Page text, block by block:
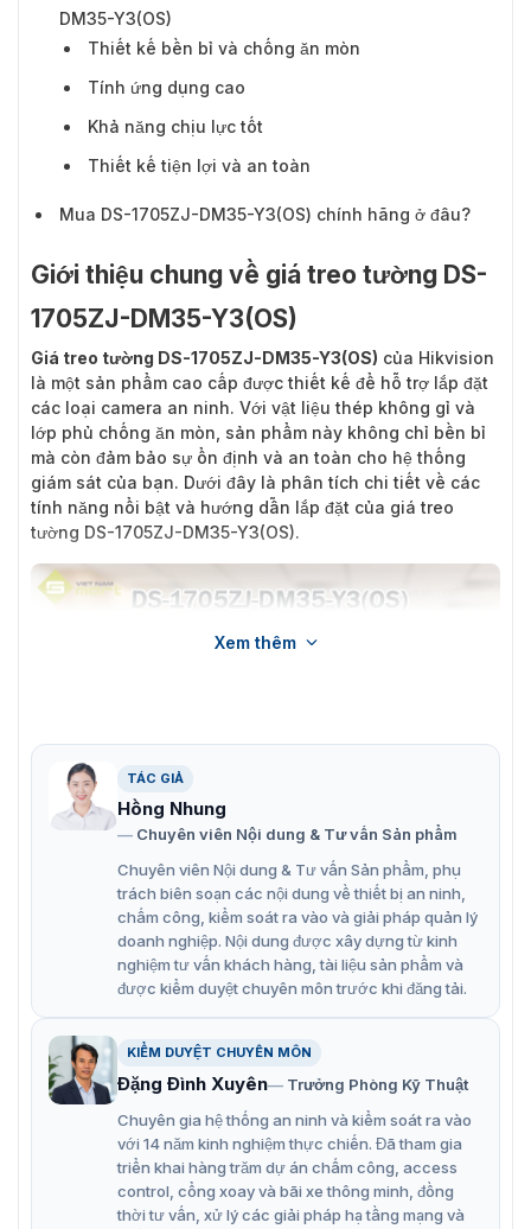
DM35-Y3(OS)
Thiết kế bền bỉ và chống ăn mòn
Tính ứng dụng cao
Khả năng chịu lực tốt
Thiết kế tiện lợi và an toàn
Mua DS-1705ZJ-DM35-Y3(OS) chính hãng ở đâu?
Giới thiệu chung về giá treo tường DS-
1705ZJ-DM35-Y3(OS)
Giá treo tường DS-1705ZJ-DM35-Y3(OS) của Hikvision
là một sản phẩm cao cấp được thiết kế để hỗ trợ lắp đặt
các loại camera an ninh. Với vật liệu thép không gỉ và
lớp phủ chống ăn mòn, sản phẩm này không chỉ bền bỉ
mà còn đảm bảo sự ổn định và an toàn cho hệ thống
giám sát của bạn. Dưới đây là phân tích chi tiết về các
tính năng nổi bật và hướng dẫn lắp đặt của giá treo
tường DS-1705ZJ-DM35-Y3(OS).
Giá treo tường Hikvision DS-1705ZJ-DM35-Y3(OS)
Thiết kế bền bỉ và chống ăn mòn
Giá treo tường DS-1705ZJ-DM35-Y3(OS) được làm từ
thép không gỉ với lớp phủ chống ăn mòn, giúp bảo vệ
sản phẩm khỏi các yếu tố gây hại từ môi trường như độ
ẩm, nước và hóa chất. Với màu xám bạc, sản phẩm
không chỉ mang đến vẻ ngoài hiện đại mà còn giúp tăng
cường khả năng chống oxy hóa, đảm bảo độ bền và
thẩm mỹ trong suốt quá trình sử dụng.
Tính ứng dụng cao
Xem thêm
TÁC GIẢ
Hồng Nhung
Chuyên viên Nội dung & Tư vấn Sản phẩm
Chuyên viên Nội dung & Tư vấn Sản phẩm, phụ
trách biên soạn các nội dung về thiết bị an ninh,
chấm công, kiểm soát ra vào và giải pháp quản lý
doanh nghiệp. Nội dung được xây dựng từ kinh
nghiệm tư vấn khách hàng, tài liệu sản phẩm và
được kiểm duyệt chuyên môn trước khi đăng tải.
KIỂM DUYỆT CHUYÊN MÔN
Đặng Đình Xuyên
Trưởng Phòng Kỹ Thuật
Chuyên gia hệ thống an ninh và kiểm soát ra vào
với 14 năm kinh nghiệm thực chiến. Đã tham gia
triển khai hàng trăm dự án chấm công, access
control, cổng xoay và bãi xe thông minh, đồng
thời tư vấn, xử lý các giải pháp hạ tầng mạng và